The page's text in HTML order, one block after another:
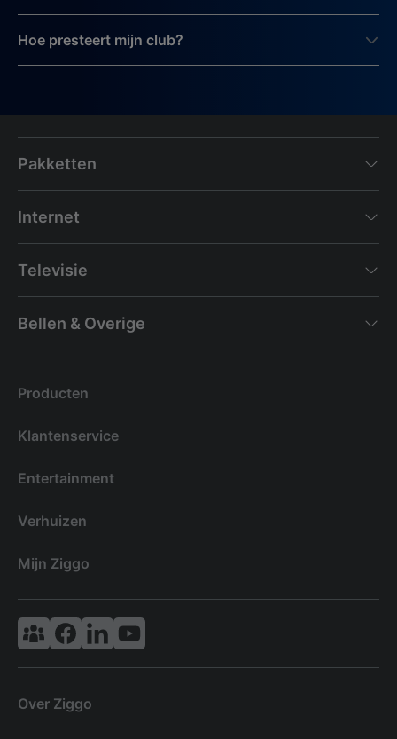
Hoe presteert mijn club?
Pakketten
Internet
Televisie
Bellen & Overige
Producten
Klantenservice
Entertainment
Verhuizen
Mijn Ziggo
Vodafone & Ziggo Community
Ziggo Facebook
VodafoneZiggo LinkedIn
Ziggo YouTube
Over Ziggo